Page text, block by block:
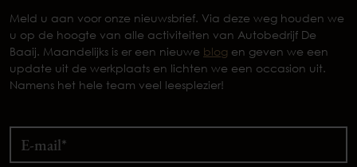
Meld u aan voor onze nieuwsbrief. Via deze weg houden we
u op de hoogte van alle activiteiten van Autobedrijf De
Baaij. Maandelijks is er een nieuwe blog en geven we een
update uit de werkplaats en lichten we een occasion uit.
Namens het hele team veel leesplezier!